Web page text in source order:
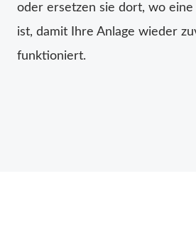
oder ersetzen sie dort, wo eine
ist, damit Ihre Anlage wieder
funktioniert.